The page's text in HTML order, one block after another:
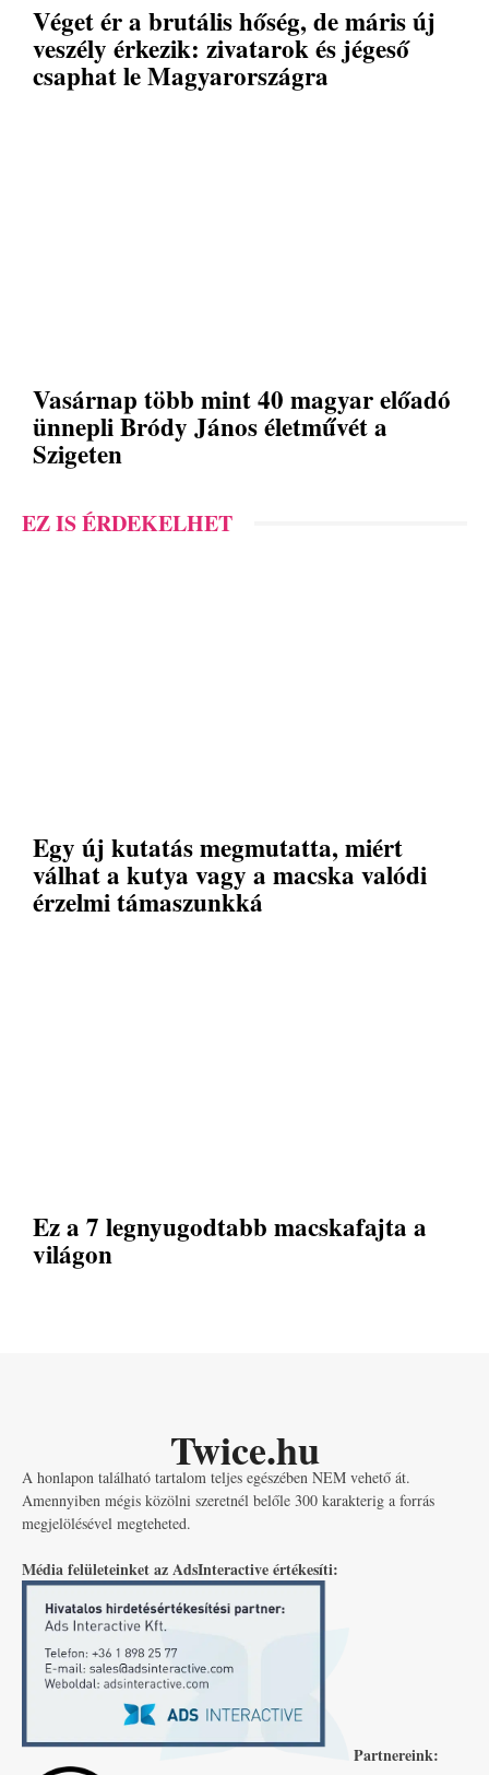
Véget ér a brutális hőség, de máris új
veszély érkezik: zivatarok és jégeső
csaphat le Magyarországra
Vasárnap több mint 40 magyar előadó
ünnepli Bródy János életművét a
Szigeten
EZ IS ÉRDEKELHET
Egy új kutatás megmutatta, miért
válhat a kutya vagy a macska valódi
érzelmi támaszunkká
Ez a 7 legnyugodtabb macskafajta a
világon
Twice.hu
A honlapon található tartalom teljes egészében NEM vehető át.
Amennyiben mégis közölni szeretnél belőle 300 karakterig a forrás
megjelölésével megteheted.
Média felületeinket az AdsInteractive értékesíti:
Partnereink: